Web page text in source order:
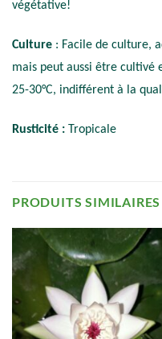
végétative!
Culture : Facile de culture,
mais peut aussi être cultivé
25-30°C, indifférent à la
Rusticité : Tropicale
PRODUITS SIMILAIRES